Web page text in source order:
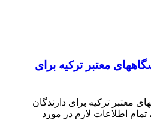
معتبر ترکیه برای
معتبر ترکیه برای دارندگان
اطلاعات لازم در مورد